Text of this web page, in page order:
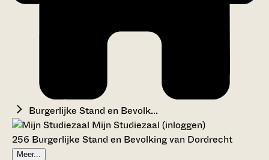
Burgerlijke Stand en Bevolk...
Mijn Studiezaal (inloggen)
256 Burgerlijke Stand en Bevolking van Dordrecht
Meer...